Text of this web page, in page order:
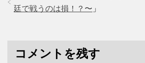
廷で戦うのは損！？〜 」
コメントを残す